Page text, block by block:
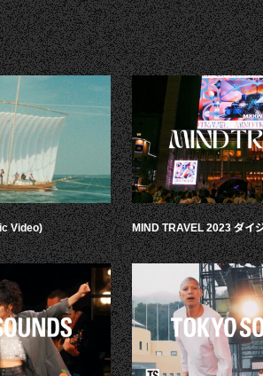
Video) MIND TRAVEL 2023 ダイ